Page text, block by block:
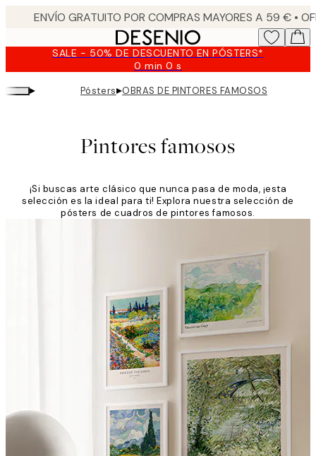
SALE - 50% DE DESCUENTO EN PÓSTERS*
0 min0 s
Válido
hasta:
2026-
▸ Pósters▸OBRAS DE PINTORES FAMOSOS
Pintores famosos
¡Si buscas arte clásico que nunca pasa de moda, ¡esta
selección es la ideal para ti! Explora nuestra selección de
pósters de cuadros de pintores famosos.